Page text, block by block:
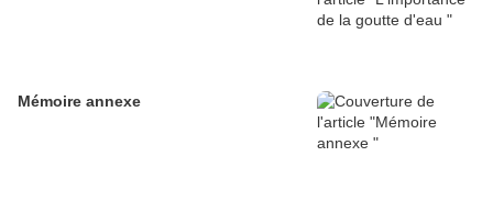
Mémoire annexe